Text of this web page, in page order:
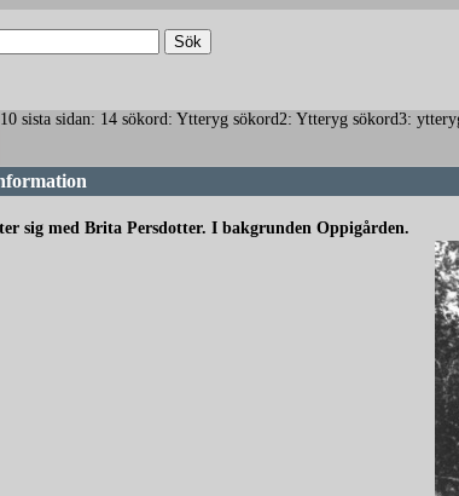
sista sidan: 14 sökord: Ytteryg sökord2: Ytteryg sökord3:
sig med Brita Persdotter. I bakgrunden Oppigården.